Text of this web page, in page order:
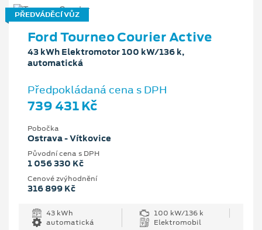
PŘEDVÁDĚCÍ VŮZ
Ford Tourneo Courier Active
43 kWh Elektromotor 100 kW/136 k,
automatická
Předpokládaná cena s DPH
739 431 Kč
Pobočka
Ostrava - Vítkovice
Původní cena s DPH
1 056 330 Kč
Cenové zvýhodnění
316 899 Kč
43 kWh
100 kW/136 k
automatická
Elektromobil